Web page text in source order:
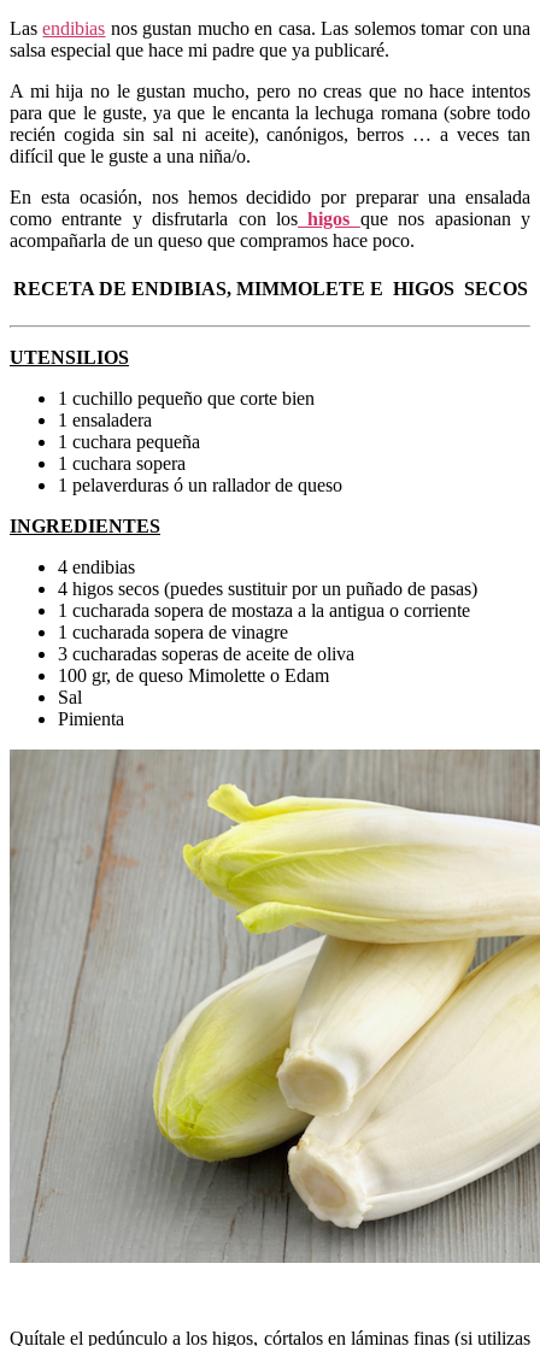
Lasendibias nos gustan mucho en casa. Las solemos tomar con una
salsa especial que hace mi padre que ya publicaré.
A mi hija no le gustan mucho, pero no creas que no hace intentos
para que le guste, ya que le encanta la lechuga romana (sobre todo
recién cogida sin sal ni aceite), canónigos, berros … a veces tan
difícil que le guste a una niña/o.
En esta ocasión, nos hemos decidido por preparar una ensalada
como entrante y disfrutarla con los higos que nos apasionan y
acompañarla de un queso que compramos hace poco.
RECETA DE ENDIBIAS, MIMMOLETE E HIGOS SECOS
UTENSILIOS
1 cuchillo pequeño que corte bien
1 ensaladera
1 cuchara pequeña
1 cuchara sopera
1 pelaverduras ó un rallador de queso
INGREDIENTES
4 endibias
4 higos secos (puedes sustituir por un puñado de pasas)
1 cucharada sopera de mostaza a la antigua o corriente
1 cucharada sopera de vinagre
3 cucharadas soperas de aceite de oliva
100 gr, de queso Mimolette o Edam
Sal
Pimienta
Quítale el pedúnculo a los higos, córtalos en láminas finas (si utilizas